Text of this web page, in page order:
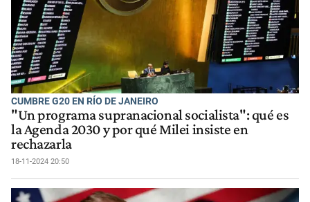
CUMBRE G20 EN RÍO DE JANEIRO
"Un programa supranacional socialista": qué es
la Agenda 2030 y por qué Milei insiste en
rechazarla
18-11-2024 20:50